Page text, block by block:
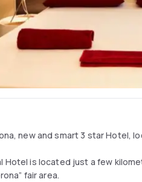
new and smart 3 star Hotel,
Hotel is located just a few
fair area.